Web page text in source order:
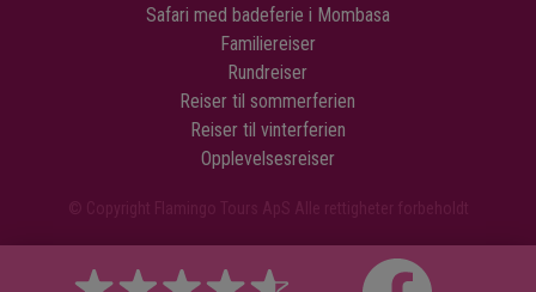
Safari med badeferie i Mombasa
Familiereiser
Rundreiser
Reiser til sommerferien
Reiser til vinterferien
Opplevelsesreiser